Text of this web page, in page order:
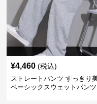
¥4,460 (税込)
ストレートパンツ すっきり
ベーシックスウェットパンツ